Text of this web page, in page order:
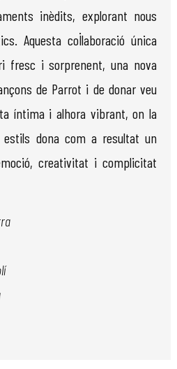
inèdits, explorant nous
Aquesta col·laboració única
fresc i sorprenent, una nova
de Parrot i de donar veu
íntima i alhora vibrant, on la
dona com a resultat un
creativitat i complicitat